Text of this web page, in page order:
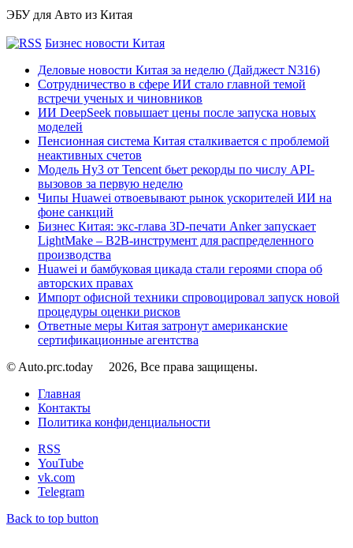
ЭБУ для Авто из Китая
Бизнес новости Китая
Деловые новости Китая за неделю (Дайджест N316)
Сотрудничество в сфере ИИ стало главной темой
встречи ученых и чиновников
ИИ DeepSeek повышает цены после запуска новых
моделей
Пенсионная система Китая сталкивается с проблемой
неактивных счетов
Модель Hy3 от Tencent бьет рекорды по числу API-
вызовов за первую неделю
Чипы Huawei отвоевывают рынок ускорителей ИИ на
фоне санкций
Бизнес Китая: экс-глава 3D-печати Anker запускает
LightMake – B2B-инструмент для распределенного
производства
Huawei и бамбуковая цикада стали героями спора об
авторских правах
Импорт офисной техники спровоцировал запуск новой
процедуры оценки рисков
Ответные меры Китая затронут американские
сертификационные агентства
© Auto.prc.today
2026, Все права защищены.
Главная
Контакты
Политика конфиденциальности
RSS
YouTube
vk.com
Telegram
Back to top button